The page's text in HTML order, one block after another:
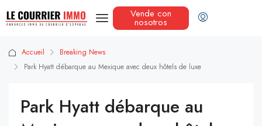
Vende con
nosotros
Accueil
Breaking News
Park Hyatt débarque au Mexique avec deux hôtels de luxe
Park Hyatt débarque au